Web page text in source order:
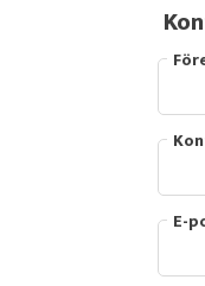
E-